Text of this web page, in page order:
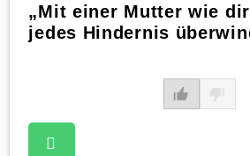
„Mit einer Mutter wie
jedes Hindernis